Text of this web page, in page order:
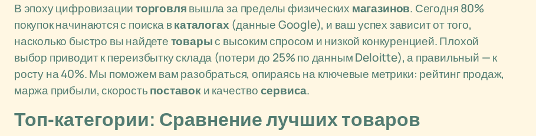
В эпоху цифровизацииторговлявышла за пределы физических магазинов. Сегодня 80%
покупок начинаются с поиска вкаталогах (данные Google), и ваш успех зависит от того,
насколько быстро вы найдететоварыс высоким спросом и низкой конкуренцией. Плохой
выбор приводит к переизбытку склада (потери до 25% по данным Deloitte), а правильный — к
росту на 40%. Мы поможем вам разобраться, опираясь на ключевые метрики: рейтинг продаж,
маржа прибыли, скоростьпоставоки качествосервиса.
Топ-категории: Сравнение лучших товаров